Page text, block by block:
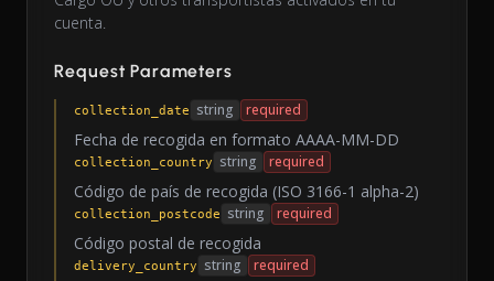
cuenta.
Request Parameters
collection_date string required
Fecha de recogida en formato AAAA-MM-DD
collection_country string required
Código de país de recogida (ISO 3166-1 alpha-2)
collection_postcode string required
Código postal de recogida
delivery_country string required